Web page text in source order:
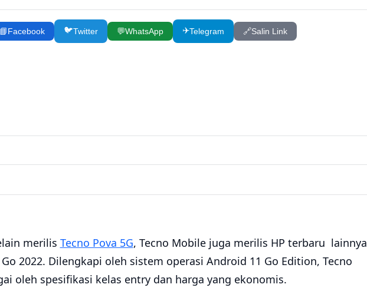
📘Facebook 🐦Twitter 💬WhatsApp ✈️Telegram 🔗Salin Link
merilis Tecno Pova 5G, Tecno Mobile juga merilis HP terbaru lainnya
2022. Dilengkapi oleh sistem operasi Android 11 Go Edition, Tecno
oleh spesifikasi kelas entry dan harga yang ekonomis.